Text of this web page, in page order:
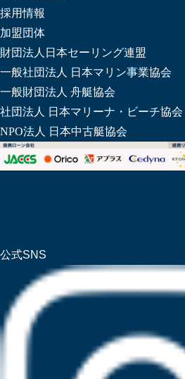
採用情報
加盟団体
財団法人日本セーリング連盟
一般社団法人 日本マリン事業協会
一般財団法人 舟艇協会
社団法人 日本マリーナ・ビーチ協会
NPO法人 日本中古艇協会
公式SNS